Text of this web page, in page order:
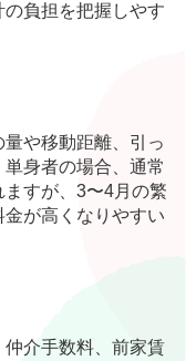
負担を把握しやす
や移動距離、引っ
身者の場合、通常
すが、3〜4月の繁
が高くなりやすい
介手数料、前家賃